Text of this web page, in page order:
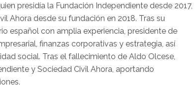
presidía la Fundación Independiente desde 2017,
Ahora desde su fundación en 2018. Tras su
español con amplia experiencia, presidente de
finanzas corporativas y estrategia, así
social. Tras el fallecimiento de Aldo Olcese,
y Sociedad Civil Ahora, aportando